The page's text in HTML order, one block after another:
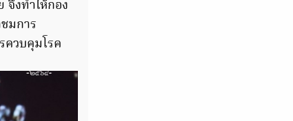
จึงทำให้กอง
มการ
ควบคุมโรค